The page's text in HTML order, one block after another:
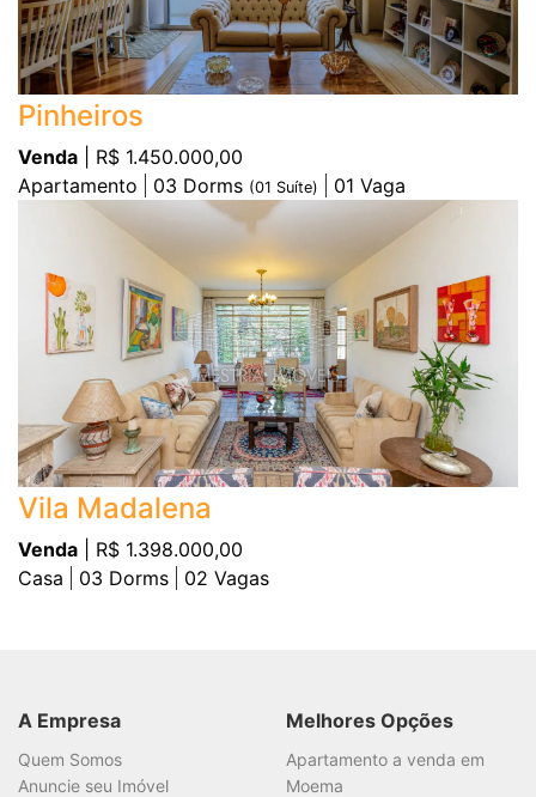
Pinheiros
Venda | R$ 1.450.000,00
Apartamento
03 Dorms (01 Suíte) 01 Vaga
Vila Madalena
Venda | R$ 1.398.000,00
Casa
03 Dorms 02 Vagas
A Empresa
Quem Somos
Anuncie seu Imóvel
Melhores Opções
Apartamento a venda em
Moema